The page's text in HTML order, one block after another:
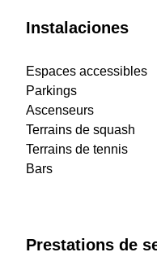
Instalaciones
Espaces accessibles
Parkings
Ascenseurs
Terrains de squash
Terrains de tennis
Bars
Prestations de